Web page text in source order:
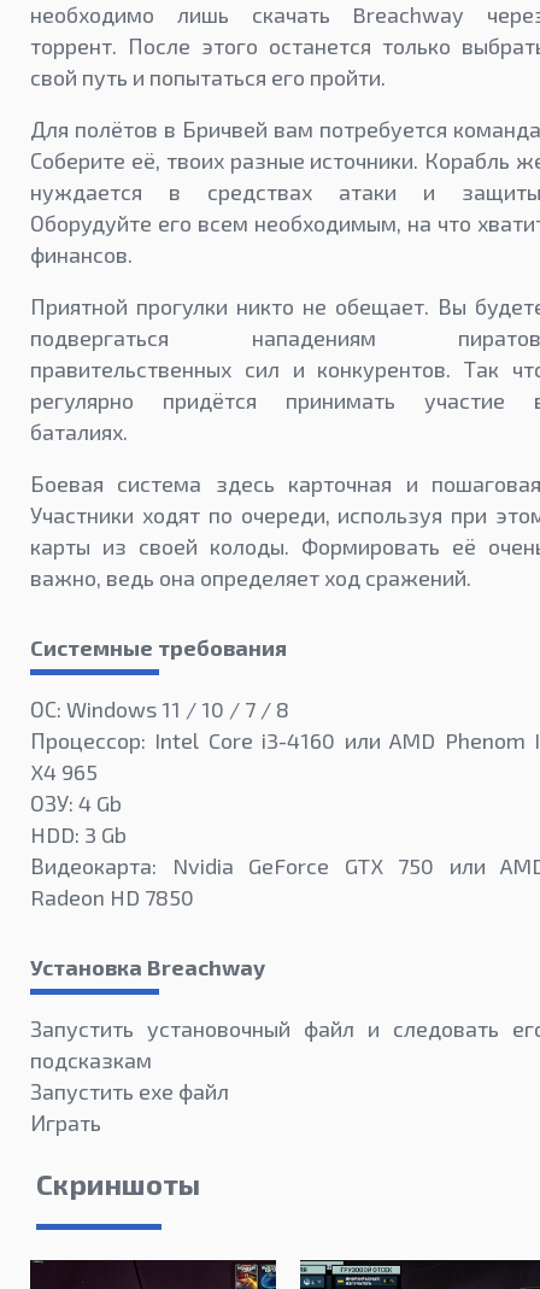
необходимо лишь скачать Breachway
торрент. После этого останется только
свой путь и попытаться его пройти.
Для полётов в Бричвей вам потребуется
Соберите её, твоих разные источники. Корабль
нуждается в средствах атаки и
Оборудуйте его всем необходимым, на что
финансов.
Приятной прогулки никто не обещает. Вы
подвергаться нападениям
правительственных сил и конкурентов. Так
регулярно придётся принимать участие
баталиях.
Боевая система здесь карточная и
Участники ходят по очереди, используя при
карты из своей колоды. Формировать её
важно, ведь она определяет ход сражений.
Системные требования
ОС: Windows 11 / 10 / 7 / 8
Процессор: Intel Core i3-4160 или AMD Phenom
X4 965
ОЗУ: 4 Gb
HDD: 3 Gb
Видеокарта: Nvidia GeForce GTX 750 или
Radeon HD 7850
Установка Breachway
Запустить установочный файл и следовать
подсказкам
Запустить exe файл
Играть
Скриншоты